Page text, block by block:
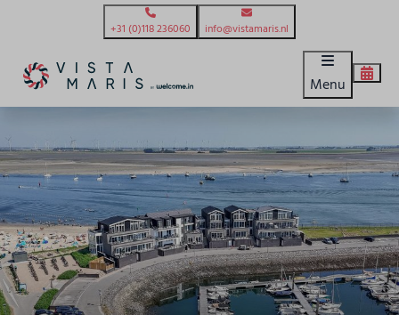
+31 (0)118 236060 info@vistamaris.nl
Menu